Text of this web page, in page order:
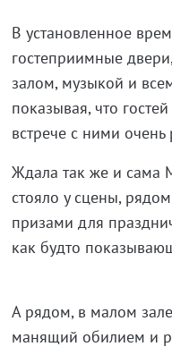
В установленное
гостеприимные
залом, музыкой и
показывая, что
встрече с ними очень
Ждала так же и сама
стояло у сцены,
призами для
как будто
А рядом, в малом
манящий обилием и